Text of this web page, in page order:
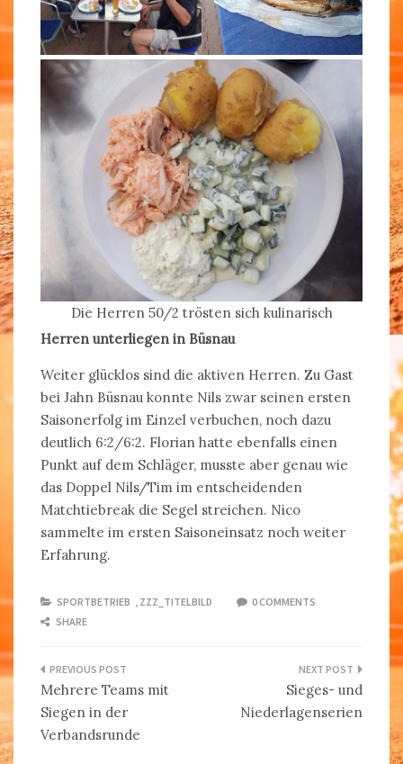
Die Herren 50/2 trösten sich kulinarisch
Herren unterliegen in Büsnau
Weiter glücklos sind die aktiven Herren. Zu Gast
bei Jahn Büsnau konnte Nils zwar seinen ersten
Saisonerfolg im Einzel verbuchen, noch dazu
deutlich 6:2/6:2. Florian hatte ebenfalls einen
Punkt auf dem Schläger, musste aber genau wie
das Doppel Nils/Tim im entscheidenden
Matchtiebreak die Segel streichen. Nico
sammelte im ersten Saisoneinsatz noch weiter
Erfahrung.
SPORTBETRIEB ZZZ_TITELBILD
0 COMMENTS
SHARE
Beitragsnavigation
Mehrere Teams mit
Siegen in der
Verbandsrunde
Sieges- und
Niederlagenserien